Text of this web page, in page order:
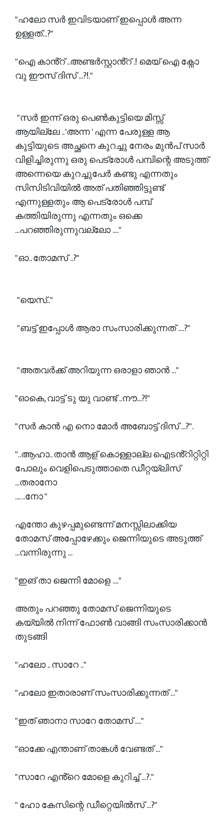
"ഹലോ സർ ഇവിടയാണ് ഇപ്പൊൾ അന്ന
ഉള്ളത്...?"
"ഐ കാൻ്റ് ..അണ്ടർസ്റ്റാൻ്റ് .! മെയ് ഐ ക്നോ
വു ഈസ് ദിസ് ...?!."
"സർ ഇന്ന് ഒരു പെൺകുട്ടിയെ മിസ്സ്
ആയില്ലേ .. 'അന്ന ' എന്ന പേരുള്ള ആ
കുട്ടിയുടെ അച്ഛനെ കുറച്ചു നേരം മുൻപ് സാർ
വിളിച്ചിരുന്നു ഒരു പെട്രോൾ പമ്പിന്റെ അടുത്ത്
അന്നെയെ കുറച്ചുപേർ കണ്ടു എന്നതും
സിസിടിവിയിൽ അത് പതിഞ്ഞിട്ടുണ്ട്
എന്നുള്ളതും ആ പെട്രോൾ പമ്പ്
കത്തിയിരുന്നു എന്നതും ഒക്കെ
...പറഞ്ഞിരുന്നുവല്ലോ ...."
"ഓ.. തോമസ് ..?"
"യെസ്.."
"ബട്ട് ഇപ്പോൾ ആരാ സംസാരിക്കുന്നത് ....?"
"അതവർക്ക് അറിയുന്ന ഒരാളാ ഞാൻ ..."
"ഓകെ, വാട്ട് ടു യു വാണ്ട് ..നൗ...?!"
"സർ കാൻ എ നൊ മോർ അബോട്ട് ദിസ് ...?".
"..ആഹാ.. താൻ ആള് കൊള്ളാല്ല ഐടൻ്റിറ്റിറ്റി
പോലും വെളിപെടുത്താതെ ഡീറ്റയ്‌ലിസ്
...തരാനോ
.... ..നോ "
എന്തോ കുഴപ്പമുണ്ടെന്ന് മനസ്സിലാക്കിയ
തോമസ് അപ്പോഴേക്കും ജെന്നിയുടെ അടുത്ത്
...വന്നിരുന്നു ...
"ഇങ് താ ജെന്നി മോളെ ...."
അതും പറഞ്ഞു തോമസ് ജെന്നിയുടെ
കയ്യിൽ നിന്ന് ഫോൺ വാങ്ങി സംസാരിക്കാൻ
തുടങ്ങി
"ഹലോ .. സാറേ .."
"ഹലോ ഇതാരാണ് സംസാരിക്കുന്നത് ..."
"ഇത് ഞാനാ സാറേ തോമസ് ...."
"ഓക്കേ എന്താണ് താങ്കൾ വേണ്ടത് ..."
"സാറേ എൻ്റെ മോളെ കുറിച്ച് ...?."
" ഹോ കേസിന്റെ ഡീറ്റെയിൽസ് ...?"